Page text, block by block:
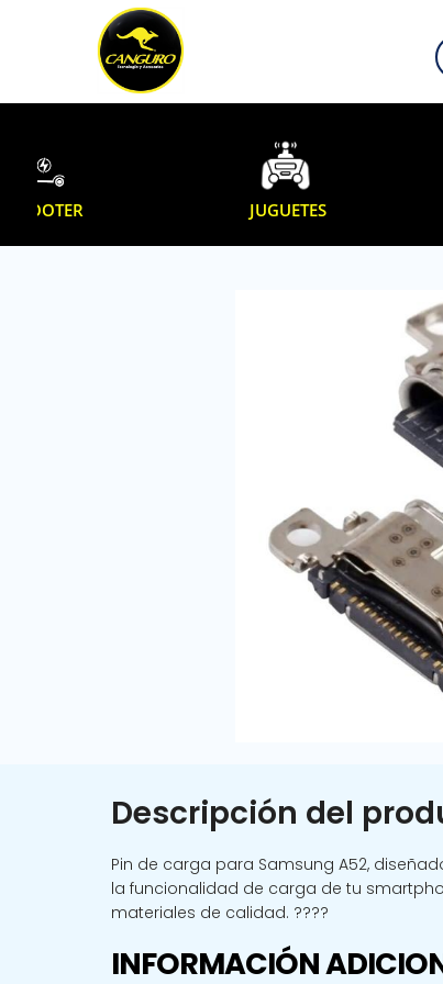
de
SCOOTER JUGUETES
Descripción del
Pin de carga para Samsung A52,
la funcionalidad de carga de tu
materiales de calidad. ????
INFORMACIÓN